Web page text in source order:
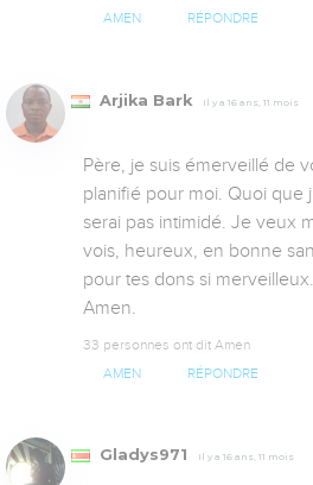
AMEN RÉPONDRE
Arjika Bark Il y a 16 ans, 11 mois
Père, je suis émerveillé de
planifié pour moi. Quoi que
serai pas intimidé. Je veux
vois, heureux, en bonne
pour tes dons si
Amen.
33 personnes ont dit Amen
AMEN RÉPONDRE
Gladys971 Il y a 16 ans, 11 mois